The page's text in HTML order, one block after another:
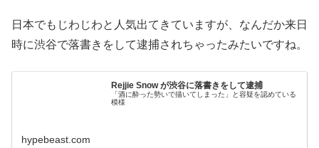
日本でもじわじわと人気出てきていますが、なんだか来日
時に渋谷で落書きをして逮捕されちゃったみたいですね。
Rejjie Snow が渋谷に落書きをして逮捕
「酒に酔った勢いで描いてしまった」と容疑を認めている
模様
hypebeast.com